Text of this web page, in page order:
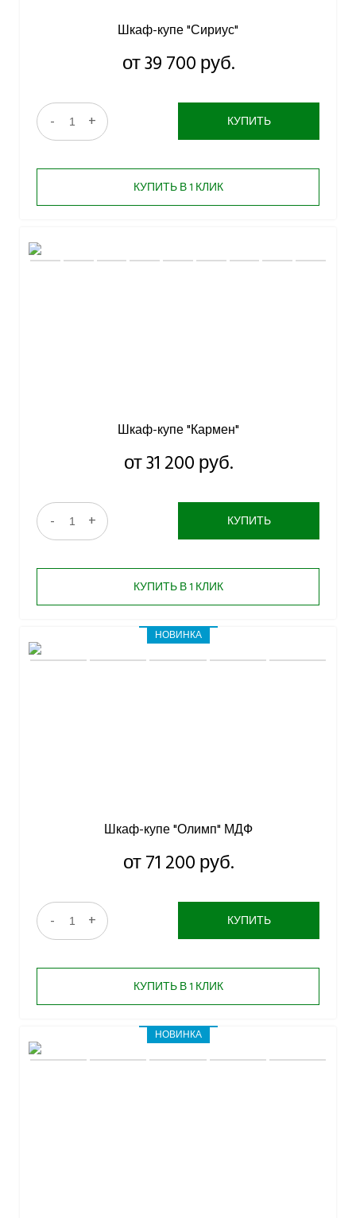
Шкаф-купе "Сириус"
от 39 700 руб.
- + КУПИТЬ
КУПИТЬ В 1 КЛИК
Шкаф-купе "Кармен"
от 31 200 руб.
- + КУПИТЬ
КУПИТЬ В 1 КЛИК
Шкаф-купе "Олимп" МДФ
от 71 200 руб.
- + КУПИТЬ
КУПИТЬ В 1 КЛИК
НОВИНКА
НОВИНКА